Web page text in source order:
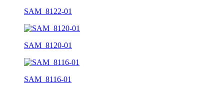
SAM_8122-01
SAM_8120-01
SAM_8116-01